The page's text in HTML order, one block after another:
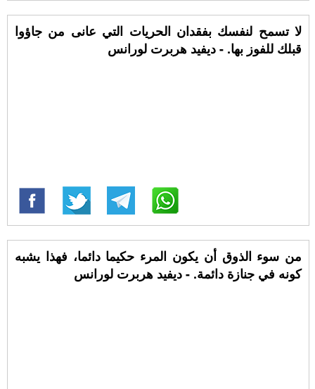
لا تسمح لنفسك بفقدان الحريات التي عانى من جاؤوا
قبلك للفوز بها. - ديفيد هربرت لورانس
من سوء الذوق أن يكون المرء حكيما دائما، فهذا يشبه
كونه في جنازة دائمة. - ديفيد هربرت لورانس